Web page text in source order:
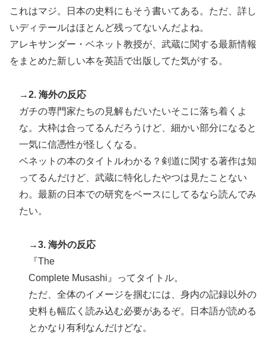
これはマジ。日本の史料にもそう書いてある。ただ、詳し
いディテールはほとんど残ってないんだよね。
アレキサンダー・ベネット教授が、武蔵に関する最新情報
をまとめた新しい本を英語で出版してた気がする。
→2. 海外の反応
ガチの専門家たちの見解もだいたいそこに落ち着くよ
な。大枠は合ってるんだろうけど、細かい部分になると
一気に信憑性が怪しくなる。
ベネットの本のタイトルわかる？剣道に関する著作は知
ってるんだけど、武蔵に特化したやつは見たことない
わ。最新の日本での研究をベースにしてるなら読んでみ
たい。
→3. 海外の反応
『The
Complete Musashi』ってタイトル。
ただ、全体のイメージを掴むには、身内の記録以外の
史料も幅広く読み込む必要があるぞ。日本語が読める
とかなり有利なんだけどな。